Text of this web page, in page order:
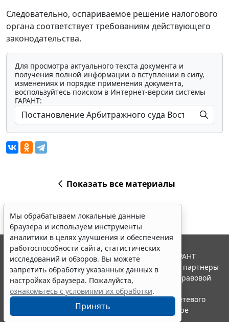
Следовательно, оспариваемое решение налогового
органа соответствует требованиям действующего
законодательства.
Для просмотра актуального текста документа и
получения полной информации о вступлении в силу,
изменениях и порядке применения документа,
воспользуйтесь поиском в Интернет-версии системы
ГАРАНТ:
Показать все материалы
Мы обрабатываем локальные данные
браузера и используем инструменты
аналитики в целях улучшения и обеспечения
работоспособности сайта, статистических
исследований и обзоров. Вы можете
запретить обработку указанных данных в
настройках браузера. Пожалуйста,
ознакомьтесь с условиями их обработки.
Принять
© ООО "НПП "ГАРАНТ-СЕРВИС", 2026. Система ГАРАНТ
выпускается с 1990 года. Компания "Гарант" и ее партнеры
являются участниками Российской ассоциации правовой
информации ГАРАНТ.
Портал ГАРАНТ.РУ зарегистрирован в качестве сетевого
издания Федеральной службой по надзору в сфере